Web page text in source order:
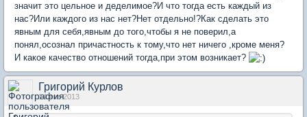
значит это цельное и деделимое?И что тогда есть каждый из
нас?Или каждого из нас нет?Нет отдельно!?Как сделать это
явным для себя,явным до того,чтобы я не поверил,а
понял,осознал причастность к тому,что нет ничего ,кроме меня?
И какое качество отношений тогда,при этом возникает?
Григорий Курлов
14 янв 2013